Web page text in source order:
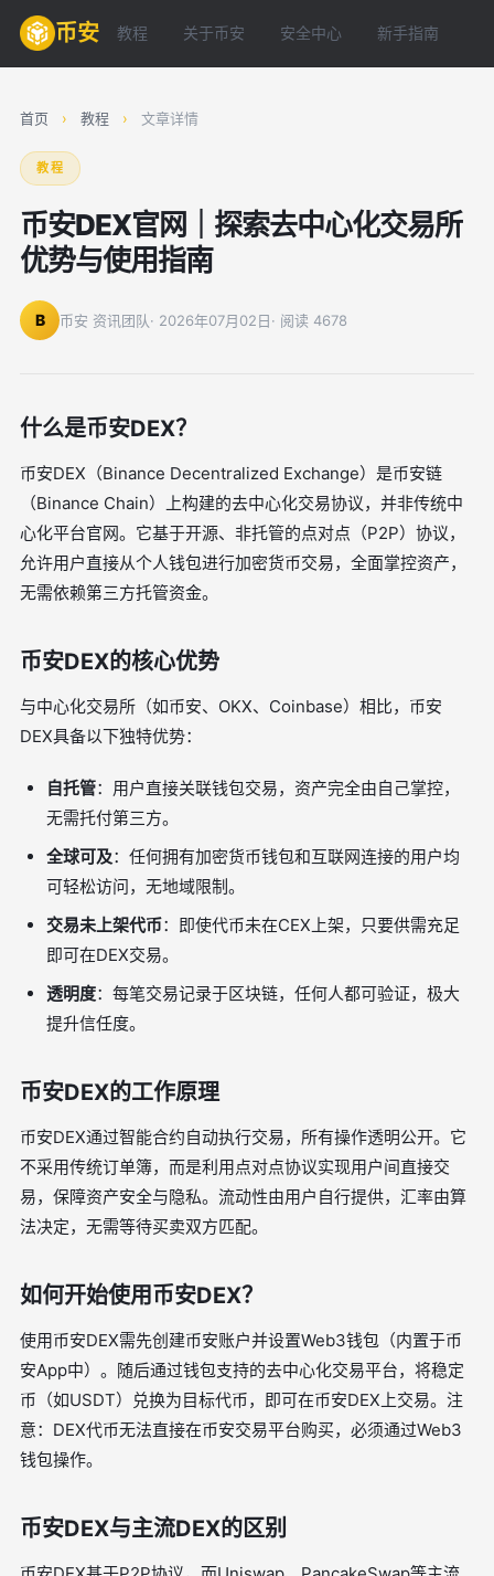
币安 教程 关于币安 安全中心 新手指南
首页 › 教程 › 文章详情
教程
币安DEX官网｜探索去中心化交易所
优势与使用指南
B 币安 资讯团队· 2026年07月02日· 阅读 4678
什么是币安DEX？
币安DEX（Binance Decentralized Exchange）是币安链
（Binance Chain）上构建的去中心化交易协议，并非传统中
心化平台官网。它基于开源、非托管的点对点（P2P）协议，
允许用户直接从个人钱包进行加密货币交易，全面掌控资产，
无需依赖第三方托管资金。
币安DEX的核心优势
与中心化交易所（如币安、OKX、Coinbase）相比，币安
DEX具备以下独特优势：
自托管：用户直接关联钱包交易，资产完全由自己掌控，
无需托付第三方。
全球可及：任何拥有加密货币钱包和互联网连接的用户均
可轻松访问，无地域限制。
交易未上架代币：即使代币未在CEX上架，只要供需充足
即可在DEX交易。
透明度：每笔交易记录于区块链，任何人都可验证，极大
提升信任度。
币安DEX的工作原理
币安DEX通过智能合约自动执行交易，所有操作透明公开。它
不采用传统订单簿，而是利用点对点协议实现用户间直接交
易，保障资产安全与隐私。流动性由用户自行提供，汇率由算
法决定，无需等待买卖双方匹配。
如何开始使用币安DEX？
使用币安DEX需先创建币安账户并设置Web3钱包（内置于币
安App中）。随后通过钱包支持的去中心化交易平台，将稳定
币（如USDT）兑换为目标代币，即可在币安DEX上交易。注
意：DEX代币无法直接在币安交易平台购买，必须通过Web3
钱包操作。
币安DEX与主流DEX的区别